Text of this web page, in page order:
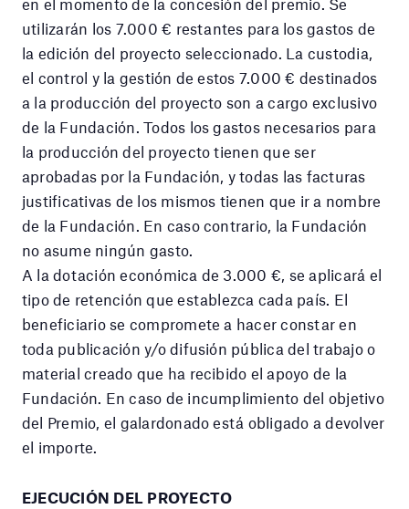
utilizarán los 7.000 € restantes para los gastos de
la edición del proyecto seleccionado. La custodia,
el control y la gestión de estos 7.000 € destinados
a la producción del proyecto son a cargo exclusivo
de la Fundación. Todos los gastos necesarios para
la producción del proyecto tienen que ser
aprobadas por la Fundación, y todas las facturas
justificativas de los mismos tienen que ir a nombre
de la Fundación. En caso contrario, la Fundación
no asume ningún gasto.
A la dotación económica de 3.000 €, se aplicará el
tipo de retención que establezca cada país. El
beneficiario se compromete a hacer constar en
toda publicación y/o difusión pública del trabajo o
material creado que ha recibido el apoyo de la
Fundación. En caso de incumplimiento del objetivo
del Premio, el galardonado está obligado a devolver
el importe.
EJECUCIÓN DEL PROYECTO